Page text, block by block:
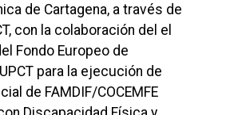
de Cartagena, a través de
con la colaboración del el
Fondo Europeo de
para la ejecución de
de FAMDIF/COCEMFE